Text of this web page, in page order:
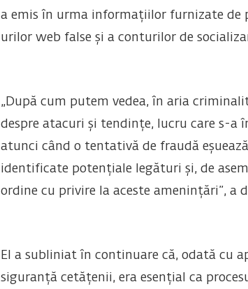
a emis în urma informațiilor furnizate de
urilor web false și a conturilor de
„După cum putem vedea, în aria
despre atacuri și tendințe, lucru care s-a
atunci când o tentativă de fraudă
identificate potențiale legături și, de
ordine cu privire la aceste amenințări”, a
El a subliniat în continuare că, odată cu
siguranță cetățenii, era esențial ca